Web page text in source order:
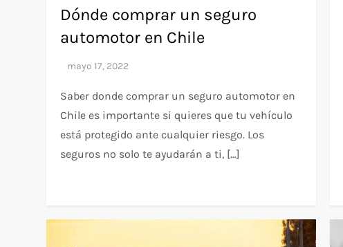
Dónde comprar un seguro
automotor en Chile
Saber donde comprar un seguro automotor en
Chile es importante si quieres que tu vehículo
está protegido ante cualquier riesgo. Los
seguros no solo te ayudarán a ti, […]